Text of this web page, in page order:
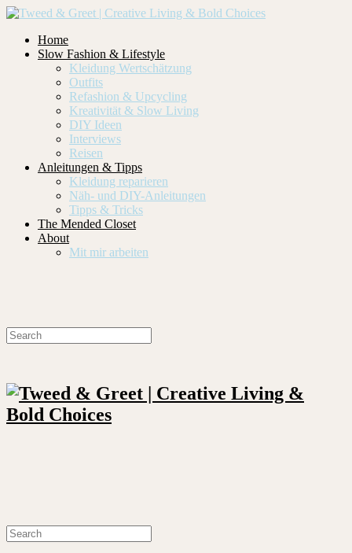
Home
Slow Fashion & Lifestyle
Kleidung Wertschätzung
Outfits
Refashion & Upcycling
Kreativität & Slow Living
DIY Ideen
Interviews
Reisen
Anleitungen & Tipps
Kleidung reparieren
Näh- und DIY-Anleitungen
Tipps & Tricks
The Mended Closet
About
Mit mir arbeiten